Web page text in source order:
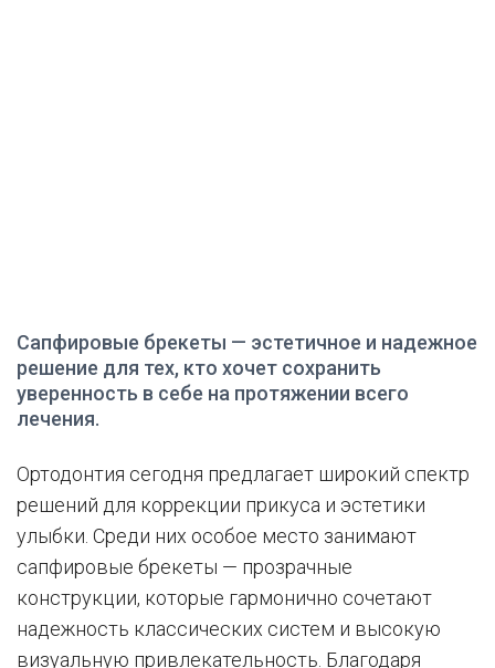
Сапфировые брекеты — эстетичное и надежное
решение для тех, кто хочет сохранить
уверенность в себе на протяжении всего
лечения.
Ортодонтия сегодня предлагает широкий спектр
решений для коррекции прикуса и эстетики
улыбки. Среди них особое место занимают
сапфировые брекеты — прозрачные
конструкции, которые гармонично сочетают
надежность классических систем и высокую
визуальную привлекательность. Благодаря